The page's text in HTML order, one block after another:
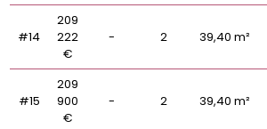
#14
209
222
€
- 2 39,40 m²
#15
209
900
€
- 2 39,40 m²